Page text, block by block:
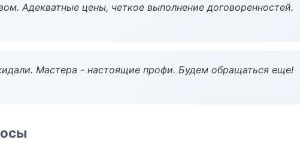
Адекватные цены, четкое выполнение договоренностей.
Мастера - настоящие профи. Будем обращаться еще!